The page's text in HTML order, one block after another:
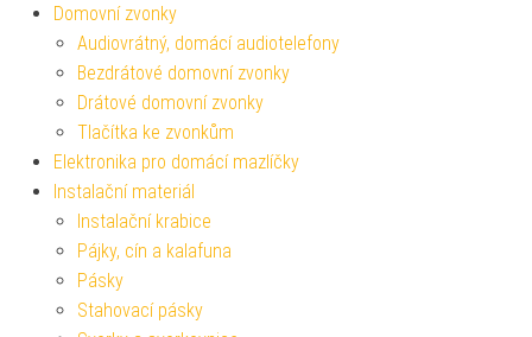
Domovní zvonky
Audiovrátný, domácí audiotelefony
Bezdrátové domovní zvonky
Drátové domovní zvonky
Tlačítka ke zvonkům
Elektronika pro domácí mazlíčky
Instalační materiál
Instalační krabice
Pájky, cín a kalafuna
Pásky
Stahovací pásky